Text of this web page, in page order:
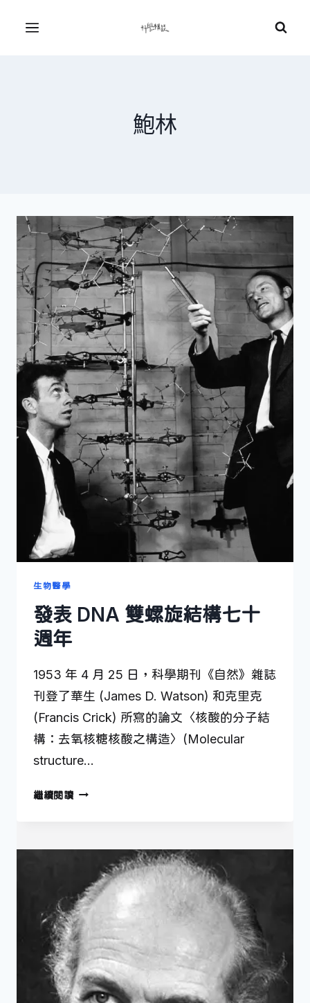
Menu
鮑林
生物醫學
發表 DNA 雙螺旋結構七十
週年
1953 年 4 月 25 日，科學期刊《自然》雜誌
刊登了華生 (James D. Watson) 和克里克
(Francis Crick) 所寫的論文〈核酸的分子結
構：去氧核糖核酸之構造〉(Molecular
structure…
繼續閱讀發
結
構
七
十
週
年